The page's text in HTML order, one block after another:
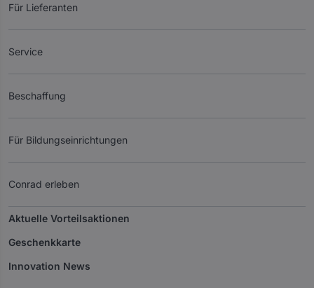
Für Lieferanten
Service
Beschaffung
Für Bildungseinrichtungen
Conrad erleben
Aktuelle Vorteilsaktionen
Geschenkkarte
Innovation News